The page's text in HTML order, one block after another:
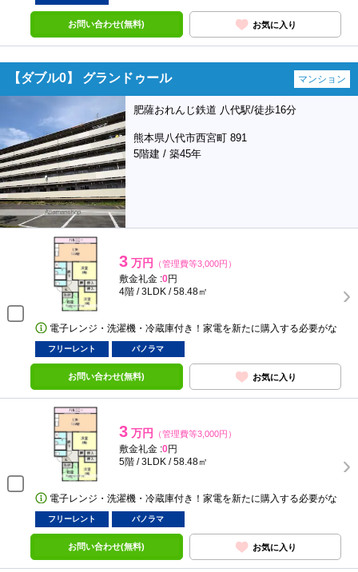
お問い合わせ(無料) お気に入り
【ダブル0】 グランドゥール マンション
肥薩おれんじ鉄道 八代駅/徒歩16分
熊本県八代市西宮町 891
5階建 / 築45年
3 万円 （管理費等3,000円）
敷金礼金 :0円
4階 / 3LDK / 58.48㎡
電子レンジ・洗濯機・冷蔵庫付き！家電を新たに購入する必要がな
フリーレント パノラマ
お問い合わせ(無料) お気に入り
3 万円 （管理費等3,000円）
敷金礼金 :0円
5階 / 3LDK / 58.48㎡
電子レンジ・洗濯機・冷蔵庫付き！家電を新たに購入する必要がな
フリーレント パノラマ
お問い合わせ(無料) お気に入り